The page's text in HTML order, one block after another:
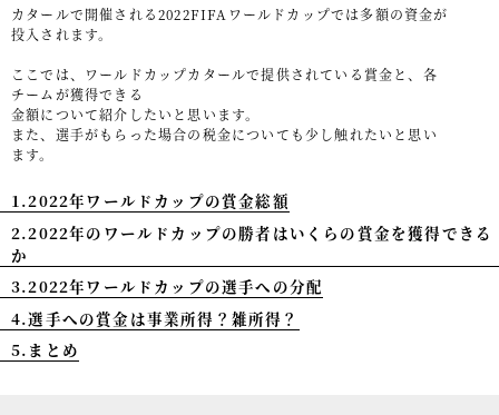
事例紹介
セミナー情報
HAGレポート
税理士変更をお考えの方
メールマガジン登録
ニュース
Twitter
カタールで開催される2022FIFAワールドカップでは多額の資金が
投入されます。
ここでは、ワールドカップカタールで提供されている賞金と、各
チームが獲得できる
金額について紹介したいと思います。
また、選手がもらった場合の税金についても少し触れたいと思い
ます。
1.2022年ワールドカップの賞金総額
2.2022年のワールドカップの勝者はいくらの賞金を獲得できる
か
3.2022年ワールドカップの選手への分配
4.選手への賞金は事業所得？雑所得？
5.まとめ